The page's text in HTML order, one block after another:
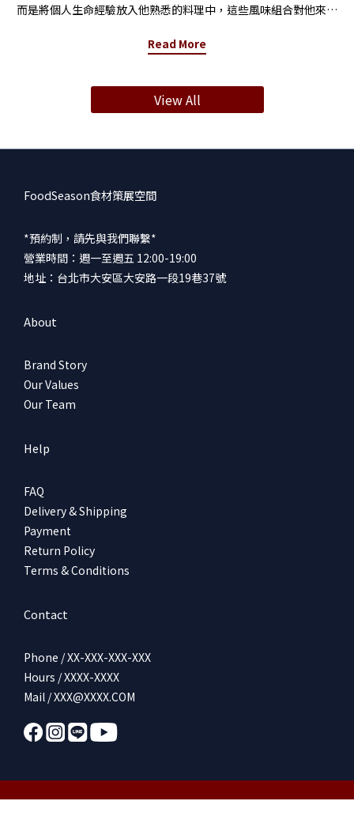
而是將個人生命經驗放入他熟悉的料理中，這些風味組合對他來說
誠。 這次的料理是暖暖的鍋物料理「柚子胡椒胭脂鴨胸火鍋」，火
選擇也各有喜好。不僅是口味上的吸引力，火鍋在華人文化中有種
相聚的感受，圓形的鍋就像西方文化對披薩的需求，天氣冷的時候
湯下肚後更需要那一碗熱湯暖胃。湯頭 用大量蔬菜熬煮而成，鍋內
鴨胸經過M240熟成工藝，肉質保有柔軟口感。表皮在烹煮前經過炙
腐，都是能釋放鮮味或吸收鮮甜湯頭的食材。沾醬 鍋物加入柚子胡
椒一起烹煮，濃郁清甜又帶點辛香微辣的湯頭，小火慢煮的過程食
材們好好地吸收了風味，整體很夠味。 〖策展人放大鏡〗鍋物計時
軟化，就代表鍋中其他食材也都達到剛好的熟度。柚子胡椒-漢字大
椒、鹽製作而成的調味品。 「柚子ゆず」在日文中指的是柑橘類的
水果，本身帶有獨特的清香，帶一點酸語清甜爽口。 「胡椒こしょ
う」則是九州當地辣椒的方言。料理土鍋-土鍋的材質通常是用陶土
放熱能，這能使食材更及均勻的受熱，更容易入味，很適合用來燉
Read More
View All
FoodSeason食材策展空間
*預約制，請先與我們聯繫*
營業時間：週一至週五 12:00-19:00
地址：台北市大安區大安路一段19巷37號
About
Brand Story
Our Values
Our Team
Help
FAQ
Delivery & Shipping
Payment
Return Policy
Terms & Conditions
Contact
Phone / XX-XXX-XXX-XXX
Hours / XXXX-XXXX
Mail / XXX@XXXX.COM